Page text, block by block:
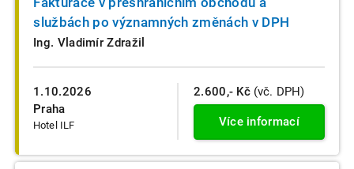
1.10.2026
Praha
Hotel ILF
službách po významných změnách v DPH
Ing. Vladimír Zdražil
2.600,- Kč (vč. DPH)
Více informací